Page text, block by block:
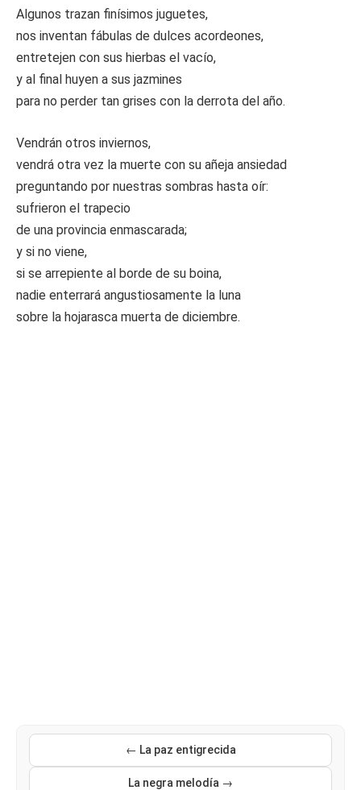
Algunos trazan finísimos juguetes,
nos inventan fábulas de dulces acordeones,
entretejen con sus hierbas el vacío,
y al final huyen a sus jazmines
para no perder tan grises con la derrota del año.
Vendrán otros inviernos,
vendrá otra vez la muerte con su añeja ansiedad
preguntando por nuestras sombras hasta oír:
sufrieron el trapecio
de una provincia enmascarada;
y si no viene,
si se arrepiente al borde de su boina,
nadie enterrará angustiosamente la luna
sobre la hojarasca muerta de diciembre.
← La paz entigrecida
La negra melodía →